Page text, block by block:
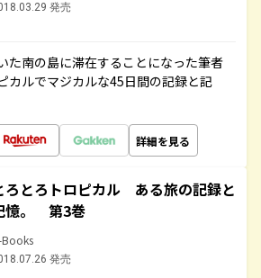
発売
た南の島に滞在することになった筆者
カルでマジカルな45日間の記録と記
詳細を見る
ろとろトロピカル ある旅の記録と
憶。 第3巻
Books
発売